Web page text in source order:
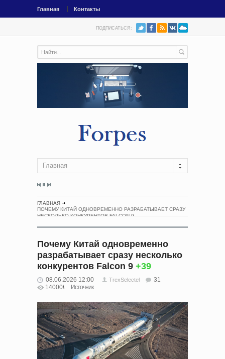
Главная Контакты
ПОДПИСАТЬСЯ:
Главная
ГЛАВНАЯ
ПОЧЕМУ КИТАЙ ОДНОВРЕМЕННО РАЗРАБАТЫВАЕТ СРАЗУ
НЕСКОЛЬКО КОНКУРЕНТОВ FALCON 9
Почему Китай одновременно
разрабатывает сразу несколько
конкурентов Falcon 9 +39
08.06.2026 12:00 TrexSelectel
31
14000
Источник